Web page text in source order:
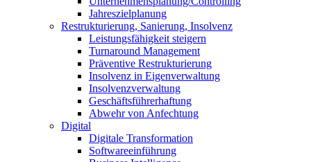
Jahreszielplanung
Restrukturierung, Sanierung, Insolvenz
Leistungsfähigkeit steigern
Turnaround Management
Präventive Restrukturierung
Insolvenz in Eigenverwaltung
Insolvenzverwaltung
Geschäftsführerhaftung
Abwehr von Anfechtung
Digital
Digitale Transformation
Softwareeinführung